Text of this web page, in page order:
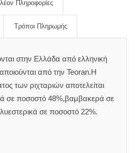
Πληροφορίες
Τρόποι Πληρωμής
στην Ελλάδα από ελληνική
από την Teoran.Η
των ριχταριών αποτελείται
σε ποσοστό 48%,βαμβακερά σε
σε ποσοστό 22%.